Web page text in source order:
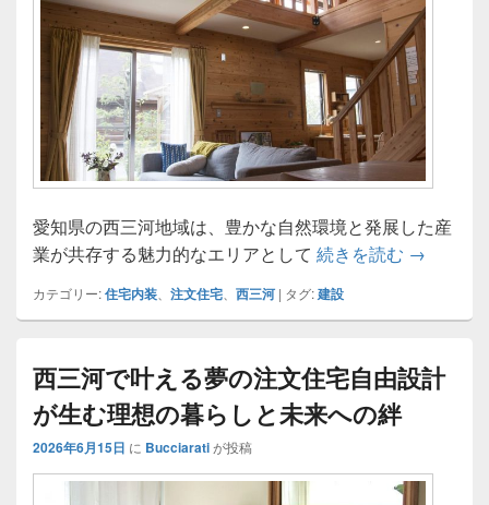
愛知県の西三河地域は、豊かな自然環境と発展した産
業が共存する魅力的なエリアとして 続きを読む 西三河で
→
カテゴリー:住宅内装、 注文住宅、 西三河 | タグ:建設
西三河で叶える夢の注文住宅自由設計
が生む理想の暮らしと未来への絆
2026年6月15日 に Bucciaratiが投稿